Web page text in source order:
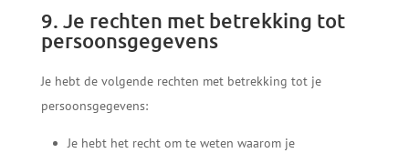
9. Je rechten met betrekking tot
persoonsgegevens
Je hebt de volgende rechten met betrekking tot je
persoonsgegevens:
Je hebt het recht om te weten waarom je